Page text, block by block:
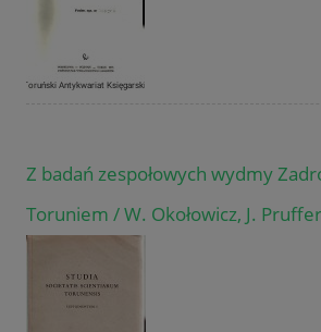
Z badań zespołowych wydmy
Toruniem / W. Okołowicz, J.